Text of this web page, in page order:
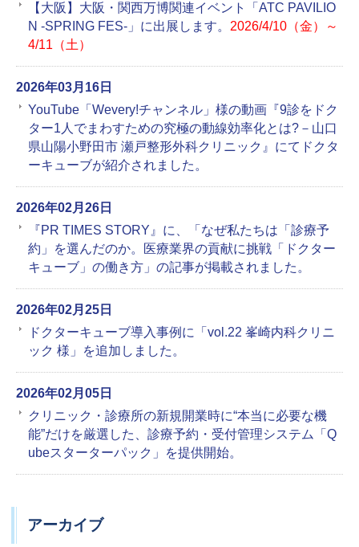
【大阪】大阪・関西万博関連イベント「ATC PAVILIO
N -SPRING FES-」に出展します。 2026/4/10（金）～
4/11（土）
2026年03月16日
YouTube「Wevery!チャンネル」様の動画『9診をドク
ター1人でまわすための究極の動線効率化とは?－山口
県山陽小野田市 瀬戸整形外科クリニック』にてドクタ
ーキューブが紹介されました。
2026年02月26日
『PR TIMES STORY』に、「なぜ私たちは「診療予
約」を選んだのか。医療業界の貢献に挑戦「ドクター
キューブ」の働き方」の記事が掲載されました。
2026年02月25日
ドクターキューブ導入事例に「vol.22 峯崎内科クリニ
ック 様」を追加しました。
2026年02月05日
クリニック・診療所の新規開業時に“本当に必要な機
能”だけを厳選した、診療予約・受付管理システム「Q
ubeスターターパック」を提供開始。
アーカイブ